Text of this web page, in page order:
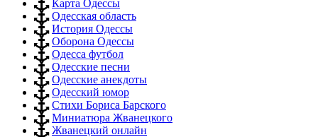
Карта Одессы
Одесская область
История Одессы
Оборона Одессы
Одесса футбол
Одесские песни
Одесские анекдоты
Одесский юмор
Стихи Бориса Барского
Миниатюра Жванецкого
Жванецкий онлайн